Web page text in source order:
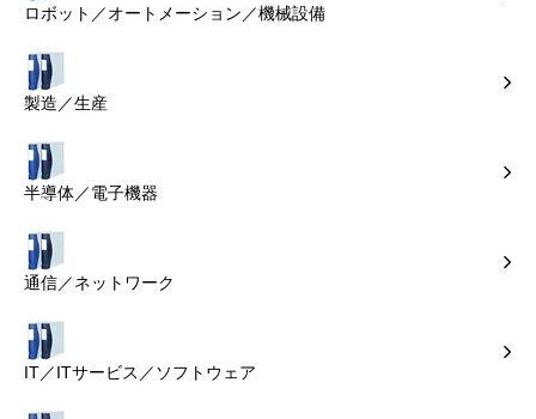
ロボット／オートメーション／機械設備
製造／生産
半導体／電子機器
通信／ネットワーク
IT／ITサービス／ソフトウェア